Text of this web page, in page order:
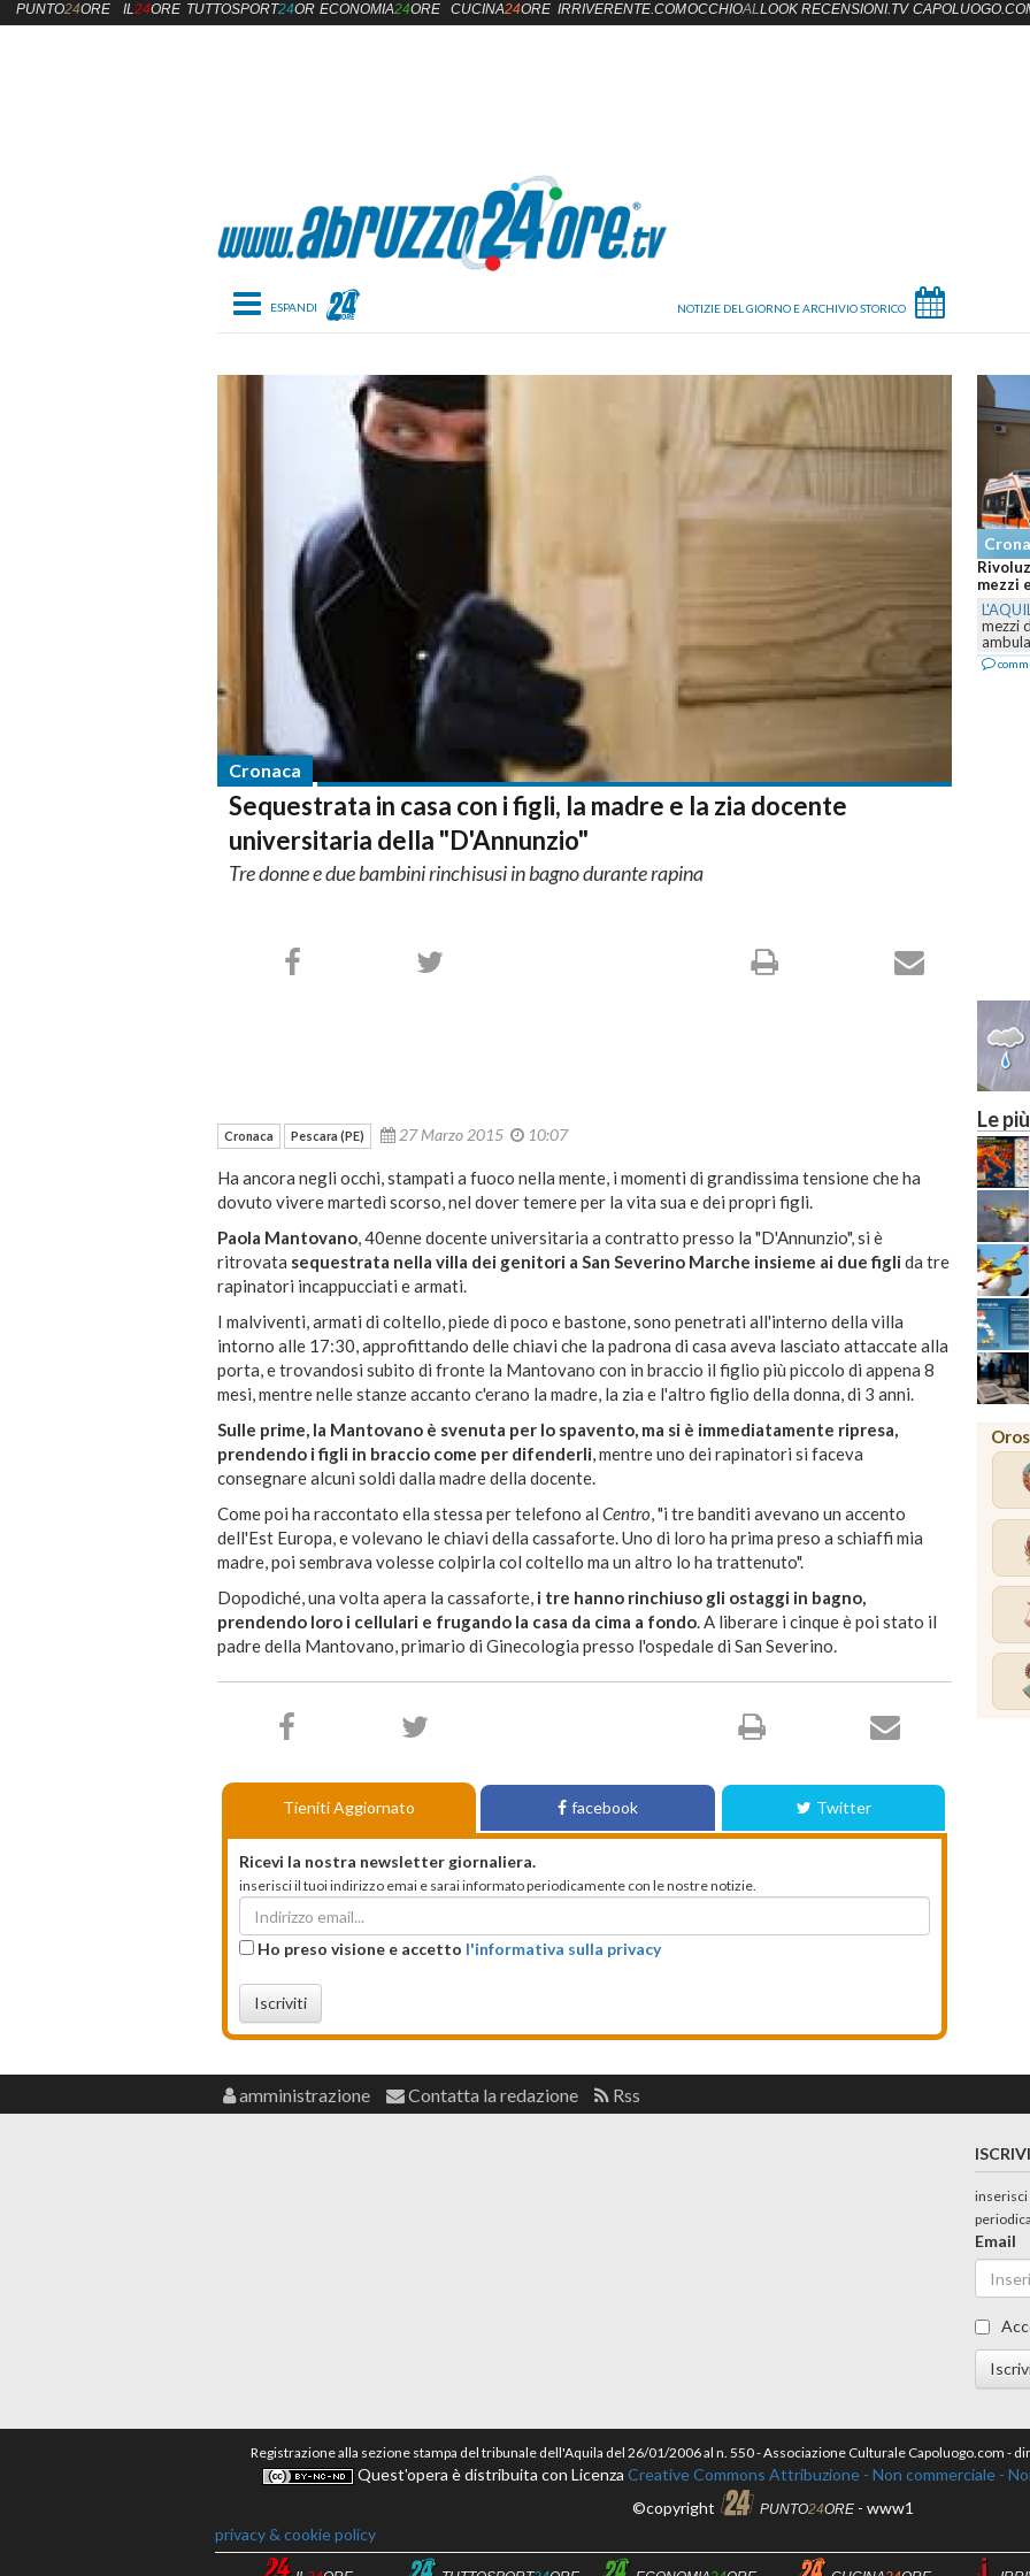
Toggle navigation
Cronaca
Sequestrata in casa con i figli, la madre e la zia docente
universitaria della "D'Annunzio"
Tre donne e due bambini rinchisusi in bagno durante rapina
Cronaca
mezzi e
L'AQUILA
mezzi
Cronaca Pescara (PE) 27 Marzo 2015 10:07
Ha ancora negli occhi, stampati a fuoco nella mente, i momenti di grandissima tensione che ha
dovuto vivere martedì scorso, nel dover temere per la vita sua e dei propri figli.
Paola Mantovano, 40enne docente universitaria a contratto presso la "D'Annunzio", si è
ritrovata sequestrata nella villa dei genitori a San Severino Marche insieme ai due figli da tre
rapinatori incappucciati e armati.
I malviventi, armati di coltello, piede di poco e bastone, sono penetrati all'interno della villa
intorno alle 17:30, approfittando delle chiavi che la padrona di casa aveva lasciato attaccate alla
porta, e trovandosi subito di fronte la Mantovano con in braccio il figlio più piccolo di appena 8
mesi, mentre nelle stanze accanto c'erano la madre, la zia e l'altro figlio della donna, di 3 anni.
Sulle prime, la Mantovano è svenuta per lo spavento, ma si è immediatamente ripresa,
prendendo i figli in braccio come per difenderli, mentre uno dei rapinatori si faceva
consegnare alcuni soldi dalla madre della docente.
Come poi ha raccontato ella stessa per telefono al Centro, "i tre banditi avevano un accento
dell'Est Europa, e volevano le chiavi della cassaforte. Uno di loro ha prima preso a schiaffi mia
madre, poi sembrava volesse colpirla col coltello ma un altro lo ha trattenuto".
Dopodiché, una volta apera la cassaforte, i tre hanno rinchiuso gli ostaggi in bagno,
prendendo loro i cellulari e frugando la casa da cima a fondo. A liberare i cinque è poi stato il
padre della Mantovano, primario di Ginecologia presso l'ospedale di San Severino.
Tieniti Aggiornato facebook Twitter
Ricevi la nostra newsletter giornaliera.
inserisci il tuoi indirizzo emai e sarai informato periodicamente con le nostre notizie.
Ho preso visione e accetto l'informativa sulla privacy
Iscriviti
Le
PUNTO24ORE IL24ORE TUTTOSPORT24OREECONOMIA24ORE CUCINA24ORE IRRIVERENTE.COMOCCHIOALLOOK RECENSIONI.TV
amministrazione Contatta la redazione Rss
inserisci
Email
Registrazione alla sezione stampa del tribunale dell'Aquila del 26/01/2006 al n. 550 - Associazione Culturale Capoluogo.com -
Quest'opera è distribuita con Licenza Creative Commons Attribuzione - Non commerciale -
©copyright
PUNTO24ORE- www1
privacy & cookie policy